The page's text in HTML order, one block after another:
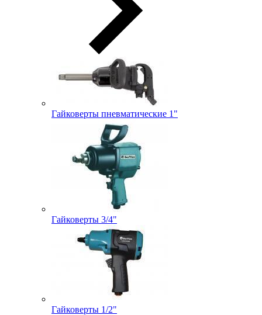
Гайковерты пневматические 1"
Гайковерты 3/4"
Гайковерты 1/2"